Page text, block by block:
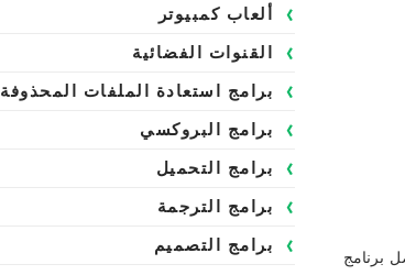
برنامج
ألعاب كمبيوتر
القنوات الفضائية
برامج استعادة الملفات المحذوفة
برامج البروكسي
برامج التحميل
برامج الترجمة
برامج التصميم